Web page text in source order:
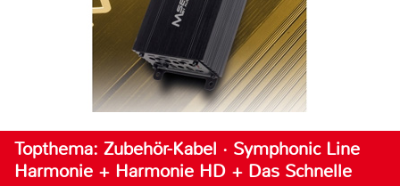
Topthema: Zubehör-Kabel · Symphonic Line
Harmonie + Harmonie HD + Das Schnelle